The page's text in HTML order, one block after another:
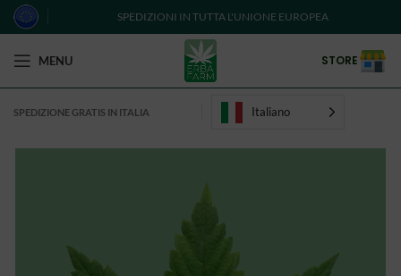
SPEDIZIONI IN TUTTA L'UNIONE EUROPEA
MENU STORE
SPEDIZIONE GRATIS IN ITALIA Italiano